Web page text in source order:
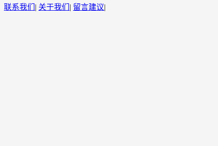
联系我们 | 关于我们 | 留言建议|